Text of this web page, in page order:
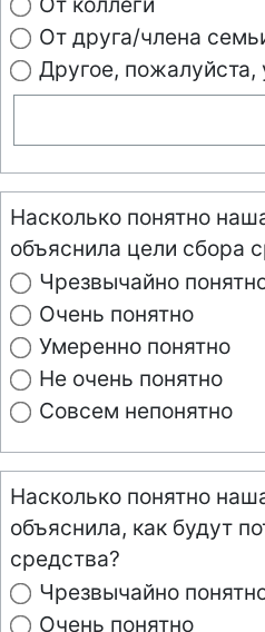
От друга/члена
Другое, пожалуйста,
Насколько понятно
объяснила цели сбора
Чрезвычайно
Очень понятно
Умеренно понятно
Не очень понятно
Совсем непонятно
Насколько понятно
объяснила, как будут
средства?
Чрезвычайно
Очень понятно